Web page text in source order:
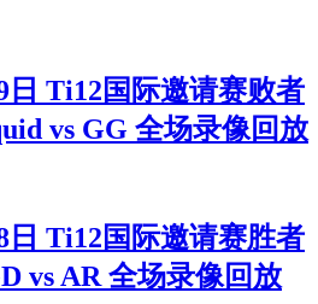
日 Ti12国际邀请赛败者
vs GG 全场录像回放
日 Ti12国际邀请赛胜者
vs AR 全场录像回放